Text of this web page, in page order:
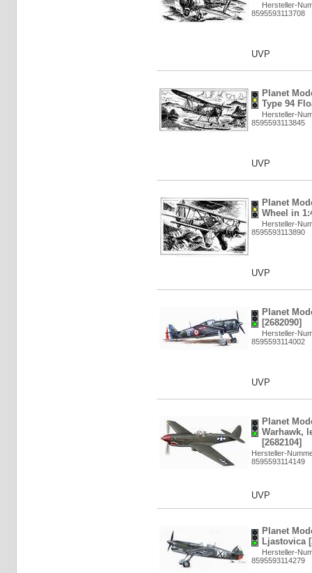
Hersteller-
8595593113708
UVP
Planet
Type 94
Hersteller-
8595593113845
UVP
Planet
Wheel in
Hersteller-
8595593113890
UVP
Planet
[2682090]
Hersteller-
8595593114002
UVP
Planet
Warhawk,
[2682104]
Hersteller-
8595593114149
UVP
Planet
Ljastovica
Hersteller-
8595593114279